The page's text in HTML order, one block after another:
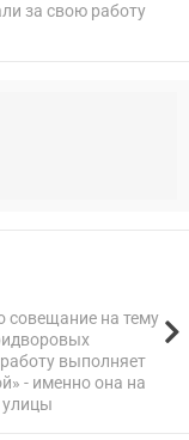
за свою работу
на тему
выполняет
- именно она на
улицы